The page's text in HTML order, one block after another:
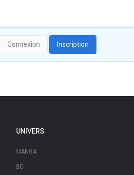
Connexion Inscription
UNIVERS
MANGA
BD